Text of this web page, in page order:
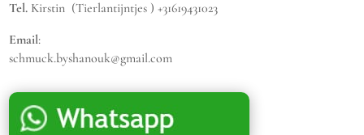
Tel. Kirstin (Tierlantijntjes ) +31619431023
Email:
schmuck.byshanouk@gmail.com